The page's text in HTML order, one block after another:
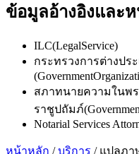
ข้อมูลอ้างอิงและ
ILC(LegalService)
กระทรวงการต่างปร
(
สภาทนายความในพ
ราชูปถัมภ์(
Notarial Services
หน้าหลัก /บริการ / แปลภา